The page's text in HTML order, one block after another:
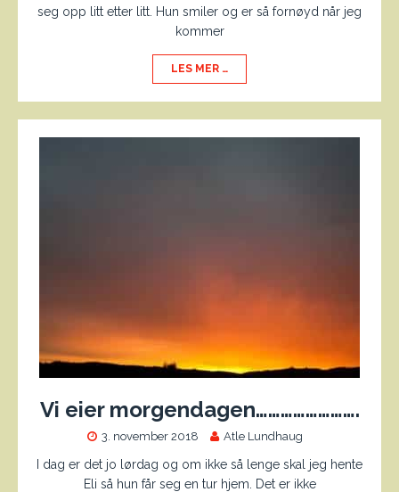
seg opp litt etter litt. Hun smiler og er så fornøyd når jeg
kommer
LES MER …
Vi eier morgendagen…………………….
3. november 2018 Atle Lundhaug
I dag er det jo lørdag og om ikke så lenge skal jeg hente
Eli så hun får seg en tur hjem. Det er ikke